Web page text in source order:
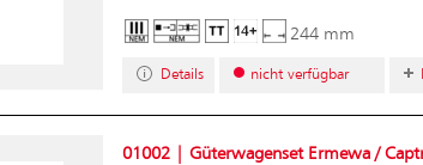
244 mm
Details nicht verfügbar
01002 | Güterwagenset Ermewa /